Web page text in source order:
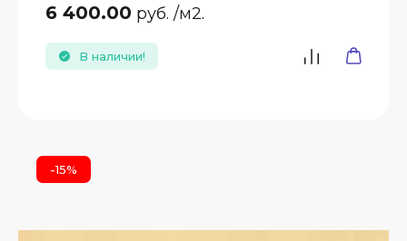
6 400.00 руб. /м2.
В наличии!
-15%